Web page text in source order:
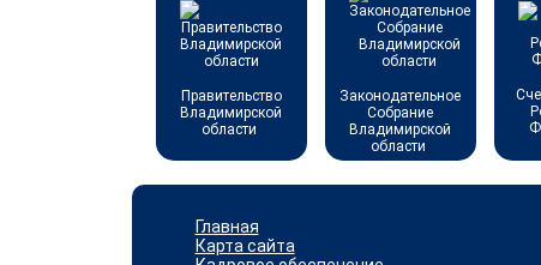
Правительство
Владимирской
области
Законодательное
Собрание
Владимирской
области
Главная
Карта сайта